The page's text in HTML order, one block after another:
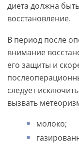
диета должна
восстановление.
В период после
внимание
его защиты и
следует
вызвать
молоко;